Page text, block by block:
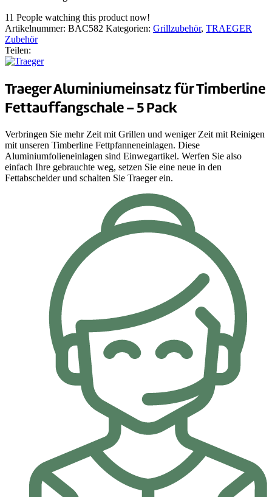
11 People watching this product now!
Artikelnummer: BAC582 Kategorien: Grillzubehör, TRAEGER
Zubehör
Teilen:
Traeger Aluminiumeinsatz für Timberline
Fettauffangschale – 5 Pack
Verbringen Sie mehr Zeit mit Grillen und weniger Zeit mit Reinigen
mit unseren Timberline Fettpfanneneinlagen. Diese
Aluminiumfolieneinlagen sind Einwegartikel. Werfen Sie also
einfach Ihre gebrauchte weg, setzen Sie eine neue in den
Fettabscheider und schalten Sie Traeger ein.